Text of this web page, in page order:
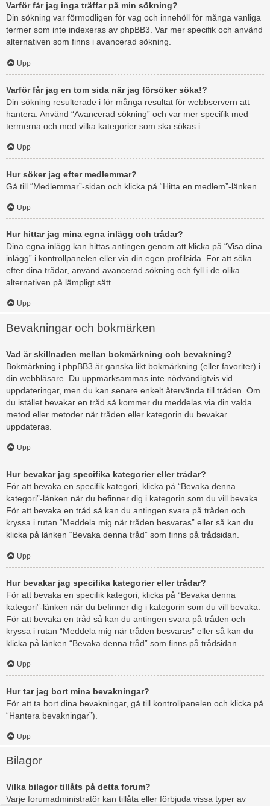
Varför får jag inga träffar på min sökning?
Din sökning var förmodligen för vag och innehöll för många vanliga
termer som inte indexeras av phpBB3. Var mer specifik och använd
alternativen som finns i avancerad sökning.
Upp
Varför får jag en tom sida när jag försöker söka!?
Din sökning resulterade i för många resultat för webbservern att
hantera. Använd “Avancerad sökning” och var mer specifik med
termerna och med vilka kategorier som ska sökas i.
Upp
Hur söker jag efter medlemmar?
Gå till “Medlemmar”-sidan och klicka på “Hitta en medlem”-länken.
Upp
Hur hittar jag mina egna inlägg och trådar?
Dina egna inlägg kan hittas antingen genom att klicka på “Visa dina
inlägg” i kontrollpanelen eller via din egen profilsida. För att söka
efter dina trådar, använd avancerad sökning och fyll i de olika
alternativen på lämpligt sätt.
Upp
Bevakningar och bokmärken
Vad är skillnaden mellan bokmärkning och bevakning?
Bokmärkning i phpBB3 är ganska likt bokmärkning (eller favoriter) i
din webbläsare. Du uppmärksammas inte nödvändigtvis vid
uppdateringar, men du kan senare enkelt återvända till tråden. Om
du istället bevakar en tråd så kommer du meddelas via din valda
metod eller metoder när tråden eller kategorin du bevakar
uppdateras.
Upp
Hur bevakar jag specifika kategorier eller trådar?
För att bevaka en specifik kategori, klicka på “Bevaka denna
kategori”-länken när du befinner dig i kategorin som du vill bevaka.
För att bevaka en tråd så kan du antingen svara på tråden och
kryssa i rutan “Meddela mig när tråden besvaras” eller så kan du
klicka på länken “Bevaka denna tråd” som finns på trådsidan.
Upp
Hur bevakar jag specifika kategorier eller trådar?
För att bevaka en specifik kategori, klicka på “Bevaka denna
kategori”-länken när du befinner dig i kategorin som du vill bevaka.
För att bevaka en tråd så kan du antingen svara på tråden och
kryssa i rutan “Meddela mig när tråden besvaras” eller så kan du
klicka på länken “Bevaka denna tråd” som finns på trådsidan.
Upp
Hur tar jag bort mina bevakningar?
För att ta bort dina bevakningar, gå till kontrollpanelen och klicka på
“Hantera bevakningar”).
Upp
Bilagor
Vilka bilagor tillåts på detta forum?
Varje forumadministratör kan tillåta eller förbjuda vissa typer av